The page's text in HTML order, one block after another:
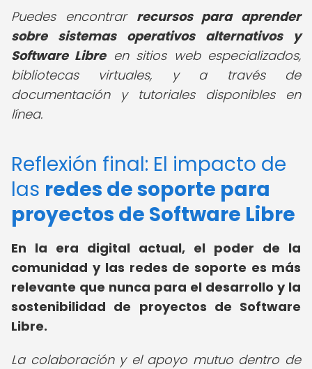
Puedes encontrar recursos para aprender
sobre sistemas operativos alternativos y
Software Libreen sitios web especializados,
bibliotecas virtuales, y a través de
documentación y tutoriales disponibles en
línea.
Reflexión final: El impacto de
las redes de soporte para
proyectos de Software Libre
En la era digital actual, el poder de la
comunidad y las redes de soporte es más
relevante que nunca para el desarrollo y la
sostenibilidad de proyectos de Software
Libre.
La colaboración y el apoyo mutuo dentro de